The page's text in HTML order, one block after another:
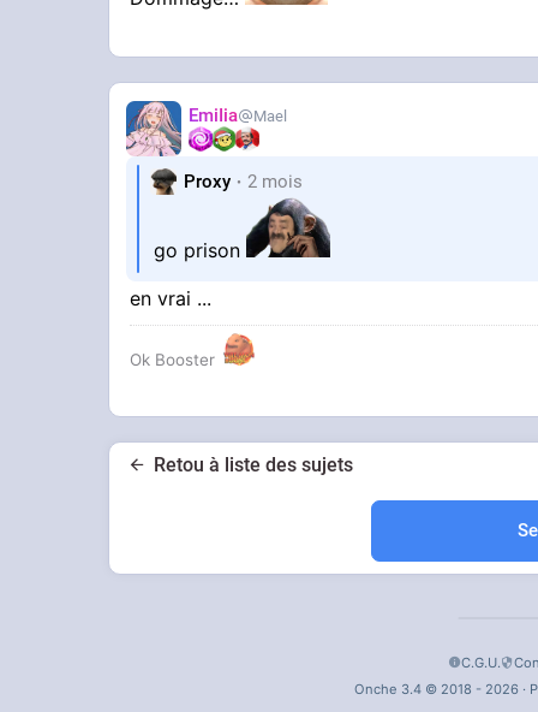
EmiIia Mael
Proxy 2 mois
go prison
en vrai ...
Ok Booster
Retou à liste des sujets
C.G.U.
Onche 3.4 © 2018 - 2026 ·